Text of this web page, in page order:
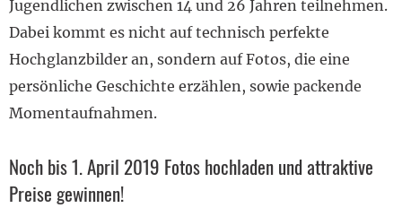
Jugendlichen zwischen 14 und 26 Jahren teilnehmen.
Dabei kommt es nicht auf technisch perfekte
Hochglanzbilder an, sondern auf Fotos, die eine
persönliche Geschichte erzählen, sowie packende
Momentaufnahmen.
Noch bis 1. April 2019 Fotos hochladen und attraktive
Preise gewinnen!